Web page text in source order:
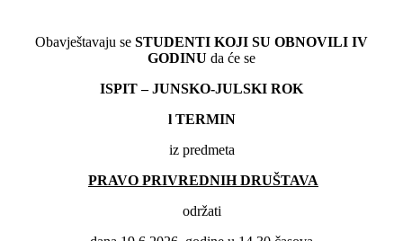
Obavještavaju se STUDENTI KOJI SU OBNOVILI IV
GODINU da će se
ISPIT – JUNSKO-JULSKI ROK
l TERMIN
iz predmeta
PRAVO PRIVREDNIH DRUŠTAVA
održati